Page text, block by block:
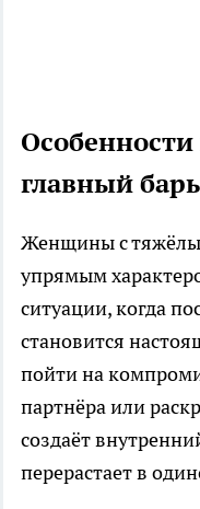
главный
Женщины с
упрямым
ситуации, когда
становится
пойти на
партнёра или
создаёт
перерастает в